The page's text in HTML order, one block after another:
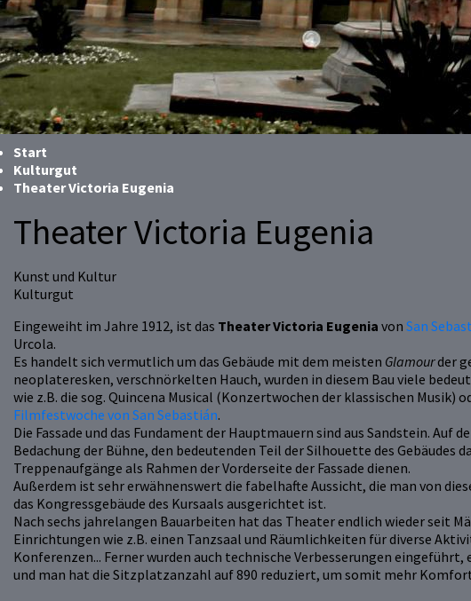
Start
Kulturgut
Theater Victoria Eugenia
Theater Victoria Eugenia
Kunst und Kultur
Kulturgut
Eingeweiht im Jahre 1912, ist das Theater Victoria Eugenia von San
Urcola.
Es handelt sich vermutlich um das Gebäude mit dem meisten Glamourder
neoplateresken, verschnörkelten Hauch, wurden in diesem Bau viele
wie z.B. die sog. Quincena Musical (Konzertwochen der klassischen Musik)
Filmfestwoche von San Sebastián.
Die Fassade und das Fundament der Hauptmauern sind aus Sandstein. Auf
Bedachung der Bühne, den bedeutenden Teil der Silhouette des Gebäudes
Treppenaufgänge als Rahmen der Vorderseite der Fassade dienen.
Außerdem ist sehr erwähnenswert die fabelhafte Aussicht, die man von
das Kongressgebäude des Kursaals ausgerichtet ist.
Nach sechs jahrelangen Bauarbeiten hat das Theater endlich wieder seit
Einrichtungen wie z.B. einen Tanzsaal und Räumlichkeiten für diverse
Konferenzen... Ferner wurden auch technische Verbesserungen
und man hat die Sitzplatzanzahl auf 890 reduziert, um somit mehr